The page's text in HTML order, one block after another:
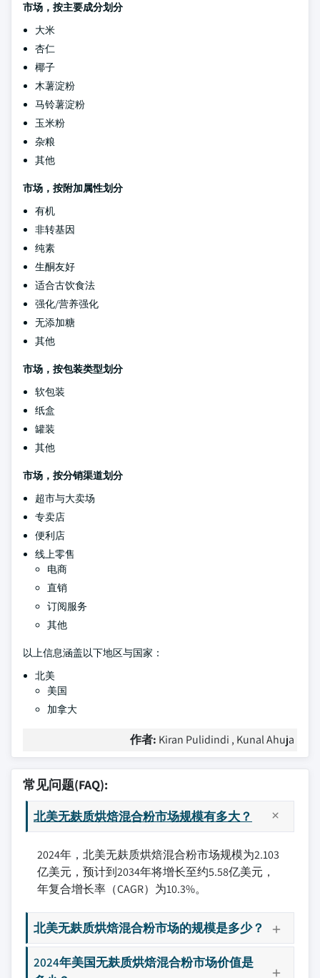
市场，按主要成分划分
大米
杏仁
椰子
木薯淀粉
马铃薯淀粉
玉米粉
杂粮
其他
市场，按附加属性划分
有机
非转基因
纯素
生酮友好
适合古饮食法
强化/营养强化
无添加糖
其他
市场，按包装类型划分
软包装
纸盒
罐装
其他
市场，按分销渠道划分
超市与大卖场
专卖店
便利店
线上零售
电商
直销
订阅服务
其他
以上信息涵盖以下地区与国家：
北美
美国
加拿大
作者: Kiran Pulidindi , Kunal Ahuja
常见问题(FAQ):
北美无麸质烘焙混合粉市场规模有多大？
2024年，北美无麸质烘焙混合粉市场规模为2.103
亿美元，预计到2034年将增长至约5.58亿美元，
年复合增长率（CAGR）为10.3%。
北美无麸质烘焙混合粉市场的规模是多少？
2024年美国无麸质烘焙混合粉市场价值是